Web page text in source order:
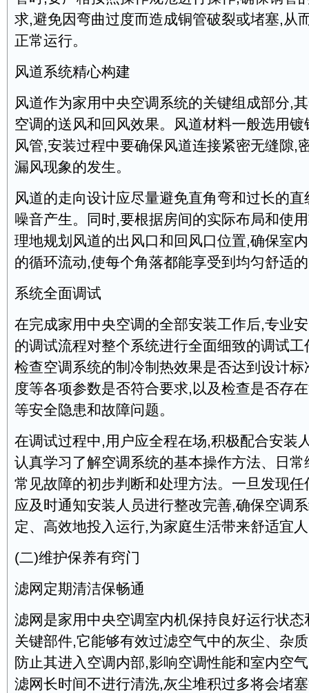
求,避免因弯曲过度而造成铜管破裂或堵塞,从
正常运行。
风道系统精心构建
风道作为家用中央空调系统的关键组成部分,
空调的送风和回风效果。风道材料一般选用
风管,安装过程中要确保风道连接紧密无缝隙,
漏风现象的发生。
风道的走向设计应尽量避免直角弯和过长的
噪音产生。同时,要根据房间的实际布局和使
理地规划风道的出风口和回风口位置,确保室
的循环流动,使每个角落都能享受到均匀舒适
系统全面调试
在完成家用中央空调的全部安装工作后,专业
的调试流程对整个系统进行全面细致的调试
检查空调系统的制冷制热效果是否达到设计
度等各项参数是否符合要求,以及检查是否存
等安全隐患和故障问题。
在调试过程中,用户应全程在场,积极配合安装
认真学习了解空调系统的基本操作方法、日
常见故障的初步判断和处理方法。一旦发现
应及时通知安装人员进行整改完善,确保空调
定、高效地投入运行,为家庭生活带来舒适宜
(二)维护保养有窍门
滤网定期清洁保畅通
滤网是家用中央空调室内机保持良好运行状
关键部件,它能够有效过滤空气中的灰尘、杂
防止其进入空调内部,影响空调性能和室内空
滤网长时间不进行清洗,灰尘堆积过多将会堵